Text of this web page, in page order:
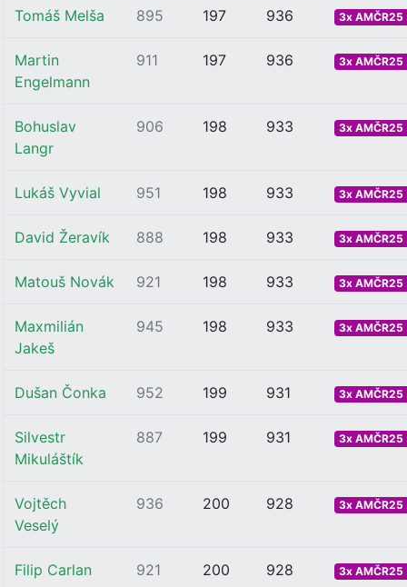
Tomáš Melša 895 197 936 3x AMČR25
Martin
Engelmann
911 197 936 3x AMČR25
Bohuslav
Langr
906 198 933 3x AMČR25
Lukáš Vyvial 951 198 933 3x AMČR25
David Žeravík 888 198 933 3x AMČR25
Matouš Novák 921 198 933 3x AMČR25
Maxmilián
Jakeš
945 198 933 3x AMČR25
Dušan Čonka 952 199 931 3x AMČR25
Silvestr
Mikuláštík
887 199 931 3x AMČR25
Vojtěch
Veselý
936 200 928 3x AMČR25
Filip Carlan 921 200 928 3x AMČR25